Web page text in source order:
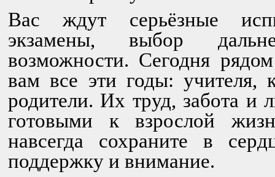
Вас ждут серьёзные
экзамены, выбор
возможности. Сегодня
вам все эти годы: учителя,
родители. Их труд, забота и
готовыми к взрослой
навсегда сохраните в
поддержку и внимание.